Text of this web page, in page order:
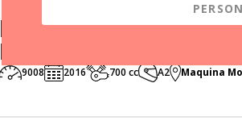
BMW
F 700 GS
9008 2016 700 cc A2 Maquina